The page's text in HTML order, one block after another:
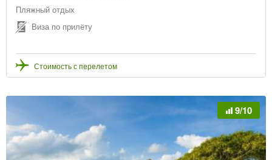
Пляжный отдых
Виза по прилёту
Стоимость с перелетом
9/10